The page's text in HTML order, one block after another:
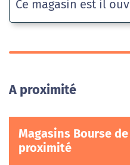
Ce magasin est il
A proximité
Magasins Bourse
proximité